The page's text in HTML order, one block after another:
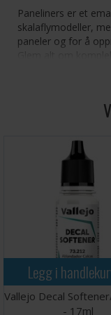
Paneliners er et
skalaflymodeller,
paneler og for å
Glem alt om
Denne fargen er
Legg i
Vallejo Decal
- 17ml